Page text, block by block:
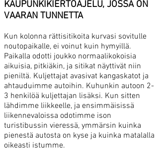
KAUPUNKIKIERTOAJELU, JOSSA ON
VAARAN TUNNETTA
Kun kolonna rättisitikoita kurvasi sovitulle
noutopaikalle, ei voinut kuin hymyillä.
Paikalla odotti joukko normaalikokoisia
aikuisia, pitkiäkin, ja sitikat näyttivät niin
pieniltä. Kuljettajat avasivat kangaskatot ja
ahtauduimme autoihin. Kuhunkin autoon 2-
3 henkilöä kuljettajan lisäksi. Kun sitten
lähdimme liikkeelle, ja ensimmäisissä
liikennevaloissa odotimme ison
turistibussin vieressä, ymmärsin kuinka
pienestä autosta on kyse ja kuinka matalalla
oikeasti istumme.